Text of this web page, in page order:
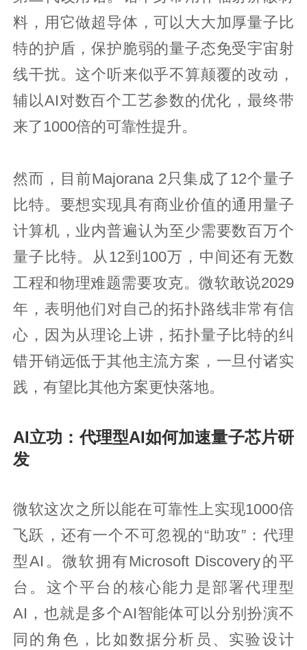
料，用它做超导体，可以大大加厚量子比
特的护盾，保护脆弱的量子态免受宇宙射
线干扰。这个听来似乎不算颠覆的改动，
辅以AI对数百个工艺参数的优化，最终带
来了1000倍的可靠性提升。
然而，目前Majorana 2只集成了12个量子
比特。要想实现具有商业价值的通用量子
计算机，业内普遍认为至少需要数百万个
量子比特。从12到100万，中间还有无数
工程和物理难题需要攻克。微软敢说2029
年，表明他们对自己的拓扑路线非常有信
心，因为从理论上讲，拓扑量子比特的纠
错开销远低于其他主流方案，一旦付诸实
践，有望比其他方案更快落地。
AI立功：代理型AI如何加速量子芯片研
发
微软这次之所以能在可靠性上实现1000倍
飞跃，还有一个不可忽视的“助攻”：代理
型AI。微软拥有Microsoft Discovery的平
台。这个平台的核心能力是部署代理型
AI，也就是多个AI智能体可以分别扮演不
同的角色，比如数据分析员、实验设计